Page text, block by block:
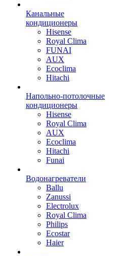
Канальные
кондиционеры
Hisense
Royal Clima
FUNAI
AUX
Ecoclima
Hitachi
Напольно-потолочные
кондиционеры
Hisense
Royal Clima
AUX
Ecoclima
Hitachi
Funai
Водонагреватели
Ballu
Zanussi
Electrolux
Royal Clima
Philips
Ecostar
Haier